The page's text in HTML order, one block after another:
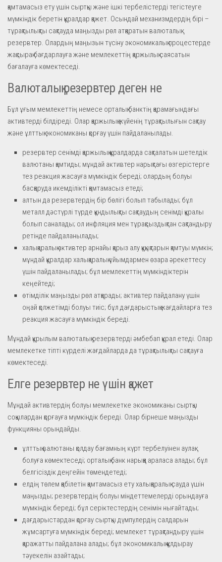
қамтамасыз ету үшін сыртқы және ішкі тербелістерді тегістеуге
мүмкіндік беретін құралдар қажет. Осындай механизмдердің бірі –
тұрақтылықты сақтауда маңызды рөл атқаратын валюталық
резервтер. Олардың маңызын түсіну экономикалық процестерде
жақсырақ бағдарлауға және мемлекеттің қаржылық саясатын
бағалауға көмектеседі.
Валюталық резервтер деген не
Бұл ұғым мемлекеттің немесе орталық банктің қарамағындағы
активтерді білдіреді. Олар қаржылық жүйенің тұрақтылығын сақтау
және ұлттық экономиканы қорғау үшін пайдаланылады.
резервтер сенімді қаржылық құралдарда сақталатын шетелдік
валютаны қамтиды; мұндай активтер нарықтағы өзгерістерге
тез реакция жасауға мүмкіндік береді; олардың болуы
басқаруда икемділікті қамтамасыз етеді;
алтын да резервтердің бір бөлігі болып табылады; бұл
металл дәстүрлі түрде құндылықты сақтаудың сенімді құралы
болып саналады; ол инфляция мен тұрақсыздықтан сақтандыру
ретінде пайдаланылады;
халықаралық активтер арнайы қарыз алу құқықтарын қамтуы мүмкін;
мұндай құралдар халықаралық ұйымдармен өзара әрекеттесу
үшін пайдаланылады; бұл мемлекеттің мүмкіндіктерін
кеңейтеді;
өтімділік маңызды рөл атқарады; активтер пайдалану үшін
оңай қолжетімді болуы тиіс; бұл дағдарыстық жағдайларға тез
реакция жасауға мүмкіндік береді.
Мұндай құрылым валюталық резервтерді әмбебап құрал етеді. Олар
мемлекетке тіпті күрделі жағдайларда да тұрақтылықты сақтауға
көмектеседі.
Елге резервтер не үшін қажет
Мұндай активтердің болуы мемлекетке экономиканы сыртқы
соққылардан қорғауға мүмкіндік береді. Олар бірнеше маңызды
функцияны орындайды.
ұлттық валютаны қолдау бағамның күрт тербелуінен аулақ
болуға көмектеседі; орталық банк нарыққа араласа алады; бұл
белгісіздік деңгейін төмендетеді;
елдің төлем қабілетін қамтамасыз ету халықаралық сауда үшін
маңызды; резервтердің болуы міндеттемелерді орындауға
мүмкіндік береді; бұл серіктестердің сенімін нығайтады;
дағдарыстардан қорғау сыртқы дүмпулердің салдарын
жұмсартуға мүмкіндік береді; мемлекет тұрақтандыру үшін
қаражатты пайдалана алады; бұл экономикалық құлдырау
тәуекелін азайтады;